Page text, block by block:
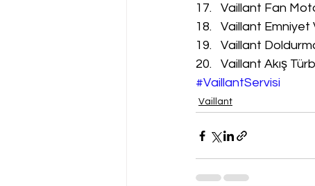
Vaillant Fan
Vaillant Emniyet
Vaillant
Vaillant Akış
#VaillantServisi
Vaillant